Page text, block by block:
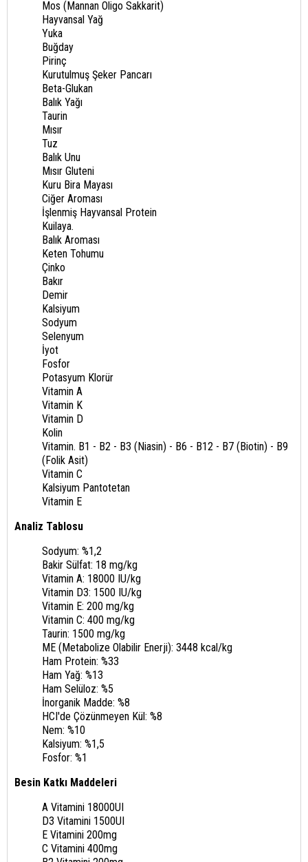
Mos (Mannan Oligo Sakkarit)
Hayvansal Yağ
Yuka
Buğday
Pirinç
Kurutulmuş Şeker Pancarı
Beta-Glukan
Balık Yağı
Taurin
Mısır
Tuz
Balık Unu
Mısır Gluteni
Kuru Bira Mayası
Ciğer Aroması
İşlenmiş Hayvansal Protein
Kuilaya.
Balık Aroması
Keten Tohumu
Çinko
Bakır
Demir
Kalsiyum
Sodyum
Selenyum
İyot
Fosfor
Potasyum Klorür
Vitamin A
Vitamin K
Vitamin D
Kolin
Vitamin. B1 - B2 - B3 (Niasin) - B6 - B12 - B7 (Biotin) - B9
(Folik Asit)
Vitamin C
Kalsiyum Pantotetan
Vitamin E
Analiz Tablosu
Sodyum: %1,2
Bakir Sülfat: 18 mg/kg
Vitamin A: 18000 IU/kg
Vitamin D3: 1500 IU/kg
Vitamin E: 200 mg/kg
Vitamin C: 400 mg/kg
Taurin: 1500 mg/kg
ME (Metabolize Olabilir Enerji): 3448 kcal/kg
Ham Protein: %33
Ham Yağ: %13
Ham Selüloz: %5
İnorganik Madde: %8
HCI'de Çözünmeyen Kül: %8
Nem: %10
Kalsiyum: %1,5
Fosfor: %1
Besin Katkı Maddeleri
A Vitamini 18000UI
D3 Vitamini 1500UI
E Vitamini 200mg
C Vitamini 400mg